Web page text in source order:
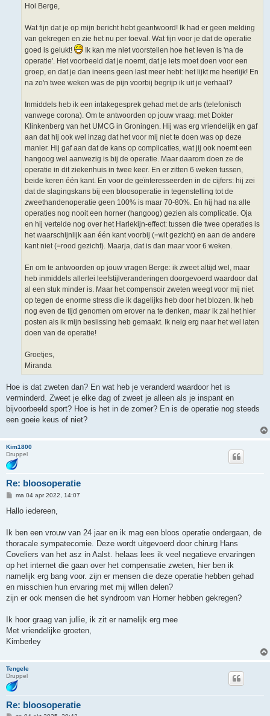
Hoi Berge,
Wat fijn dat je op mijn bericht hebt geantwoord! Ik had er geen melding
van gekregen en zie het nu per toeval. Wat fijn voor je dat de operatie
goed is gelukt!
Ik kan me niet voorstellen hoe het leven is 'na de
operatie'. Het voorbeeld dat je noemt, dat je iets moet doen voor een
groep, en dat je dan ineens geen last meer hebt: het lijkt me heerlijk! En
na zo'n twee weken was de pijn voorbij begrijp ik uit je verhaal?
Inmiddels heb ik een intakegesprek gehad met de arts (telefonisch
vanwege corona). Om te antwoorden op jouw vraag: met Dokter
Klinkenberg van het UMCG in Groningen. Hij was erg vriendelijk en gaf
aan dat hij ook wel inzag dat het voor mij niet te doen was op deze
manier. Hij gaf aan dat de kans op complicaties, wat jij ook noemt een
hangoog wel aanwezig is bij de operatie. Maar daarom doen ze de
operatie in dit ziekenhuis in twee keer. En er zitten 6 weken tussen,
beide keren één kant. En voor de geïnteresseerden in de cijfers: hij zei
dat de slagingskans bij een bloosoperatie in tegenstelling tot de
zweethandenoperatie geen 100% is maar 70-80%. En hij had na alle
operaties nog nooit een horner (hangoog) gezien als complicatie. Oja
en hij vertelde nog over het Harlekijn-effect: tussen die twee operaties is
het waarschijnlijk aan één kant voorbij (=wit gezicht) en aan de andere
kant niet (=rood gezicht). Maarja, dat is dan maar voor 6 weken.
En om te antwoorden op jouw vragen Berge: ik zweet altijd wel, maar
heb inmiddels allerlei leefstijlveranderingen doorgevoerd waardoor dat
al een stuk minder is. Maar het compensoir zweten weegt voor mij niet
op tegen de enorme stress die ik dagelijks heb door het blozen. Ik heb
nog even de tijd genomen om erover na te denken, maar ik zal het hier
posten als ik mijn beslissing heb gemaakt. Ik neig erg naar het wel laten
doen van de operatie!
Groetjes,
Miranda
Hoe is dat zweten dan? En wat heb je veranderd waardoor het is
verminderd. Zweet je elke dag of zweet je alleen als je inspant en
bijvoorbeeld sport? Hoe is het in de zomer? En is de operatie nog steeds
een goeie keus of niet?
Kim1800
Druppel
Re: bloosoperatie
B
r
h
ma 04 apr 2022, 14:07
Hallo iedereen,
Ik ben een vrouw van 24 jaar en ik mag een bloos operatie ondergaan, de
thoracale sympatecomie. Deze wordt uitgevoerd door chirurg Hans
Coveliers van het asz in Aalst. helaas lees ik veel negatieve ervaringen
op het internet die gaan over het compensatie zweten, hier ben ik
namelijk erg bang voor. zijn er mensen die deze operatie hebben gehad
en misschien hun ervaring met mij willen delen?
zijn er ook mensen die het syndroom van Horner hebben gekregen?
Ik hoor graag van jullie, ik zit er namelijk erg mee
Met vriendelijke groeten,
Kimberley
Tengele
Druppel
Re: bloosoperatie